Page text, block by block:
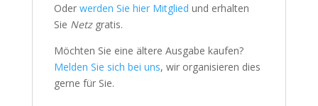
Oder werden Sie hier Mitglied und erhalten
Sie Netzgratis.
Möchten Sie eine ältere Ausgabe kaufen?
Melden Sie sich bei uns, wir organisieren dies
gerne für Sie.